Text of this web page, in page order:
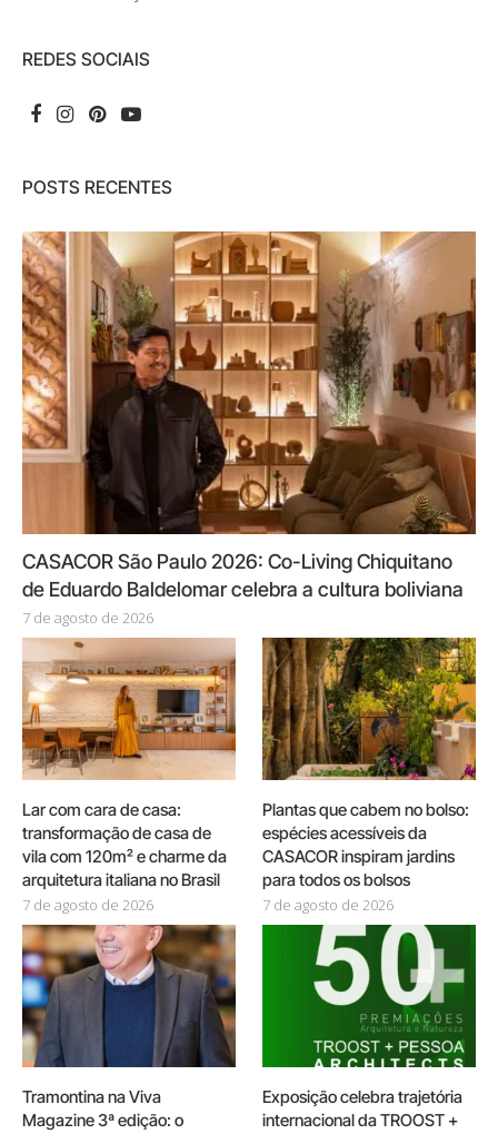
REDES SOCIAIS
POSTS RECENTES
CASACOR São Paulo 2026: Co-Living Chiquitano
de Eduardo Baldelomar celebra a cultura boliviana
7 de agosto de 2026
Lar com cara de casa:
transformação de casa de
vila com 120m² e charme da
arquitetura italiana no Brasil
7 de agosto de 2026
Plantas que cabem no bolso:
espécies acessíveis da
CASACOR inspiram jardins
para todos os bolsos
7 de agosto de 2026
Tramontina na Viva
Magazine 3ª edição: o
Exposição celebra trajetória
internacional da TROOST +